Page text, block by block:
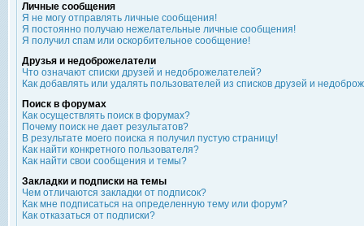
Личные сообщения
Я не могу отправлять личные сообщения!
Я постоянно получаю нежелательные личные сообщения!
Я получил спам или оскорбительное сообщение!
Друзья и недоброжелатели
Что означают списки друзей и недоброжелателей?
Как добавлять или удалять пользователей из списков друзей и
Поиск в форумах
Как осуществлять поиск в форумах?
Почему поиск не дает результатов?
В результате моего поиска я получил пустую страницу!
Как найти конкретного пользователя?
Как найти свои сообщения и темы?
Закладки и подписки на темы
Чем отличаются закладки от подписок?
Как мне подписаться на определенную тему или форум?
Как отказаться от подписки?